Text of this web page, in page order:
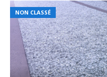
NON CLASSÉ